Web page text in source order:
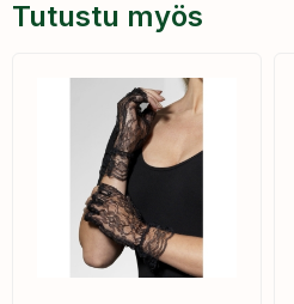
Tutustu myös